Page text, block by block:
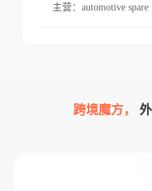
主营： automotive spare
跨境魔方，